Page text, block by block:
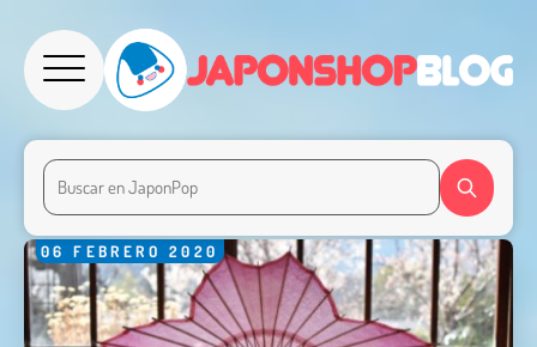
06 FEBRERO 2020